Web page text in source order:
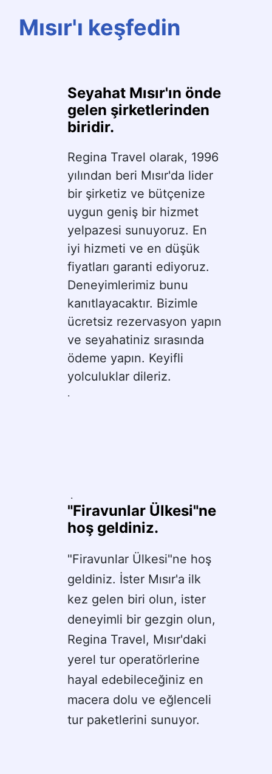
Mısır'ı keşfedin
Seyahat Mısır'ın önde
gelen şirketlerinden
biridir.
Regina Travel olarak, 1996
yılından beri Mısır'da lider
bir şirketiz ve bütçenize
uygun geniş bir hizmet
yelpazesi sunuyoruz. En
iyi hizmeti ve en düşük
fiyatları garanti ediyoruz.
Deneyimlerimiz bunu
kanıtlayacaktır. Bizimle
ücretsiz rezervasyon yapın
ve seyahatiniz sırasında
ödeme yapın. Keyifli
yolculuklar dileriz.
.
.
"Firavunlar Ülkesi"ne
hoş geldiniz.
"Firavunlar Ülkesi"ne hoş
geldiniz. İster Mısır'a ilk
kez gelen biri olun, ister
deneyimli bir gezgin olun,
Regina Travel, Mısır'daki
yerel tur operatörlerine
hayal edebileceğiniz en
macera dolu ve eğlenceli
tur paketlerini sunuyor.